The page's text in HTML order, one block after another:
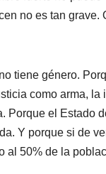
no es tan
tiene género.
como arma,
Porque el Estado
Y porque si de
al 50% de la